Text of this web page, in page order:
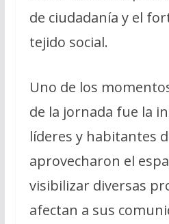
de ciudadanía y el
tejido social.
Uno de los
de la jornada fue la
líderes y habitantes
aprovecharon el
visibilizar diversas
afectan a sus